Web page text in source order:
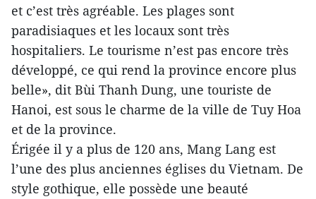
et c’est très agréable. Les plages sont
paradisiaques et les locaux sont très
hospitaliers. Le tourisme n’est pas encore très
développé, ce qui rend la province encore plus
belle», dit Bùi Thanh Dung, une touriste de
Hanoi, est sous le charme de la ville de Tuy Hoa
et de la province.
Érigée il y a plus de 120 ans, Mang Lang est
l’une des plus anciennes églises du Vietnam. De
style gothique, elle possède une beauté